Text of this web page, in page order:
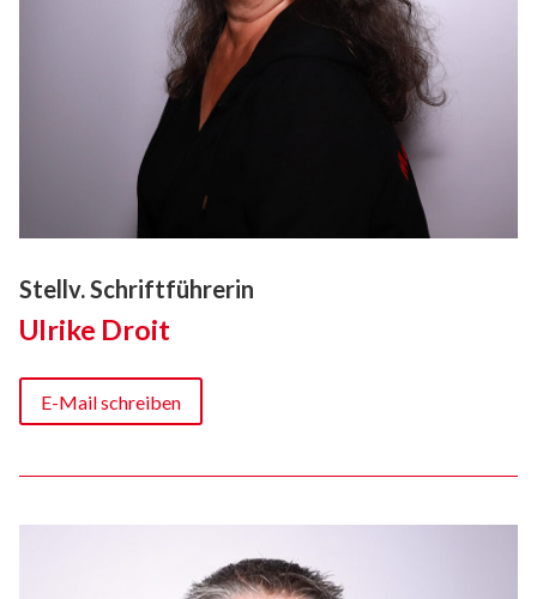
Stellv. Schriftführerin
Ulrike Droit
E-Mail schreiben